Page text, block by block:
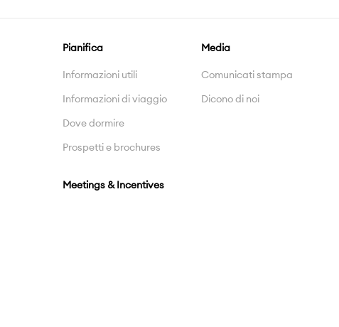
Pianifica
Informazioni utili
Informazioni di viaggio
Dove dormire
Prospetti e brochures
Meetings & Incentives
Media
Comunicati stampa
Dicono di noi